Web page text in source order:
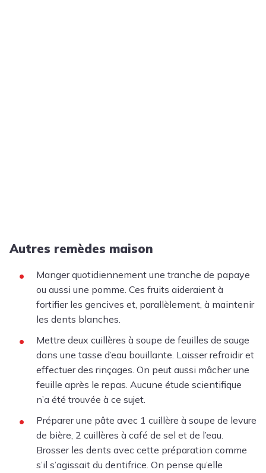
Autres remèdes maison
Manger quotidiennement une tranche de papaye
ou aussi une pomme. Ces fruits aideraient à
fortifier les gencives et, parallèlement, à maintenir
les dents blanches.
Mettre deux cuillères à soupe de feuilles de sauge
dans une tasse d’eau bouillante. Laisser refroidir et
effectuer des rinçages. On peut aussi mâcher une
feuille après le repas. Aucune étude scientifique
n’a été trouvée à ce sujet.
Préparer une pâte avec 1 cuillère à soupe de levure
de bière, 2 cuillères à café de sel et de l’eau.
Brosser les dents avec cette préparation comme
s’il s’agissait du dentifrice. On pense qu’elle